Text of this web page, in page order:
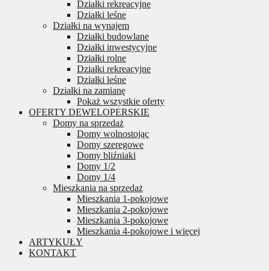
Działki rekreacyjne
Działki leśne
Działki na wynajem
Działki budowlane
Działki inwestycyjne
Działki rolne
Działki rekreacyjne
Działki leśne
Działki na zamianę
Pokaż wszystkie oferty
OFERTY DEWELOPERSKIE
Domy na sprzedaż
Domy wolnostojąc
Domy szeregowe
Domy bliźniaki
Domy 1/2
Domy 1/4
Mieszkania na sprzedaż
Mieszkania 1-pokojowe
Mieszkania 2-pokojowe
Mieszkania 3-pokojowe
Mieszkania 4-pokojowe i więcej
ARTYKUŁY
KONTAKT